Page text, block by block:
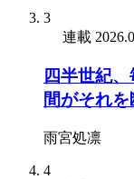
3
連載
四半世紀
間がそれ
雨宮処凛
4